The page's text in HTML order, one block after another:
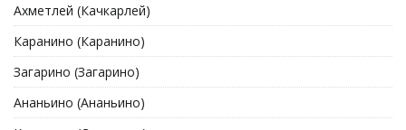
Ахметлей (Качкарлей)
Каранино (Каранино)
Загарино (Загарино)
Ананьино (Ананьино)